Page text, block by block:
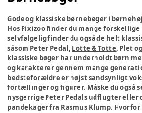
Gode og klassiske børnebøger i
Hos Pixizoo finder du mange forskellige
selvfølgelig finder du også de helt
såsom Peter Pedal, Lotte & Totte, Plet
klassiske bøger har underholdt børn
og karakterer gennem mange
bedsteforældre er højst sandsynligt
fortællinger og figurer. Måske du også
nysgerrige Peter Pedals udflugter eller
pandekager fra Rasmus Klump.